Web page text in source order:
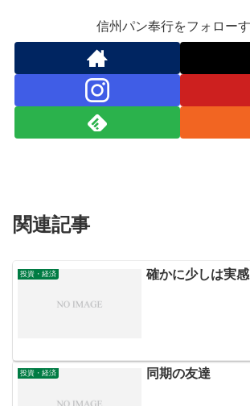
信州パン奉行をフォロー
関連記事
投資・経済 確かに少しは実感
投資・経済 同期の友達